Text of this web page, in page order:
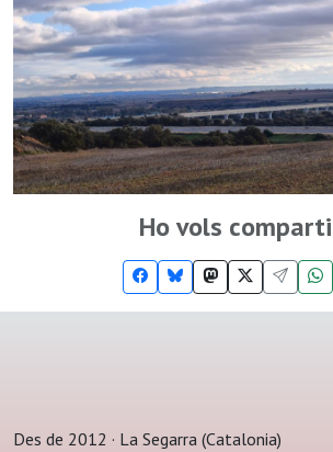
Ho vols
Des de 2012 · La Segarra (Catalonia)